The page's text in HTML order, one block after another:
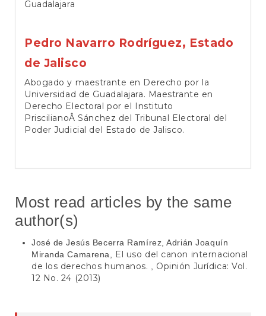
Guadalajara
Pedro Navarro Rodríguez, Estado
de Jalisco
Abogado y maestrante en Derecho por la
Universidad de Guadalajara. Maestrante en
Derecho Electoral por el Instituto
PriscilianoÂ Sánchez del Tribunal Electoral del
Poder Judicial del Estado de Jalisco.
Most read articles by the same
author(s)
José de Jesús Becerra Ramírez, Adrián Joaquín
Miranda Camarena,
El uso del canon internacional
de los derechos humanos.
Opinión Jurídica: Vol.
12 No. 24 (2013)